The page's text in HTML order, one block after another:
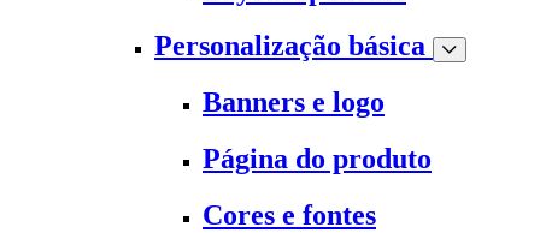
Personalização básica
Banners e logo
Página do produto
Cores e fontes